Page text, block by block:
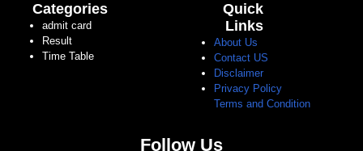
Categories
admit card
Result
Time Table
Quick
Links
About Us
Contact US
Disclaimer
Privacy Policy
Terms and Condition
Follow Us